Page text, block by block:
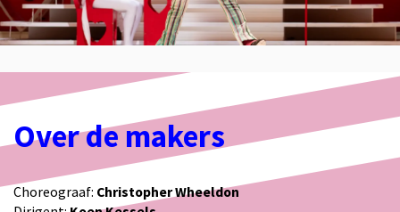
Over de makers
Choreograaf: Christopher Wheeldon